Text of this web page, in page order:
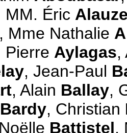
MM. Éric
, Mme Nathalie
Pierre Aylagas,
, Jean-Paul
, Alain Ballay,
Bardy, Christian
Battistel,